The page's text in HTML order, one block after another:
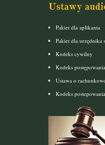
Ustawy
Pakiet dla aplikanta
Pakiet dla urzędnika
Kodeks cywilny
Kodeks
Ustawa o
Kodeks